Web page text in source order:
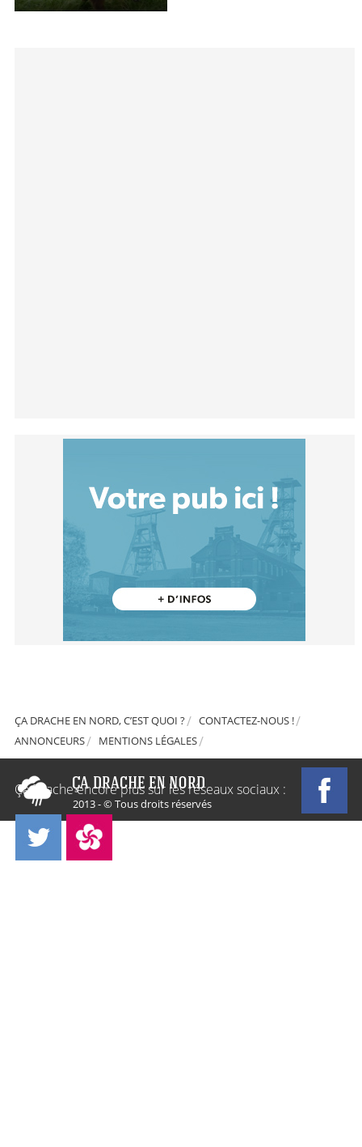
ÇA DRACHE EN NORD, C’EST QUOI ?
CONTACTEZ-NOUS !
ANNONCEURS
MENTIONS LÉGALES
2013 - © Tous droits réservés
Ça Drache encore plus sur les réseaux sociaux :